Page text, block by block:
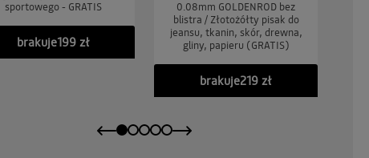
sportowego - GRATIS
brakuje199 zł
0.08mm GOLDENROD bez
blistra / Złotożółty pisak do
jeansu, tkanin, skór, drewna,
gliny, papieru (GRATIS)
brakuje219 zł